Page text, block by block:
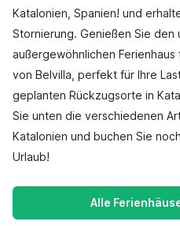
Katalonien, Spanien! und
Stornierung. Genießen Sie den
außergewöhnlichen
von Belvilla, perfekt für Ihre
geplanten Rückzugsorte in
Sie unten die verschiedenen
Katalonien und buchen Sie
Urlaub!
Alle